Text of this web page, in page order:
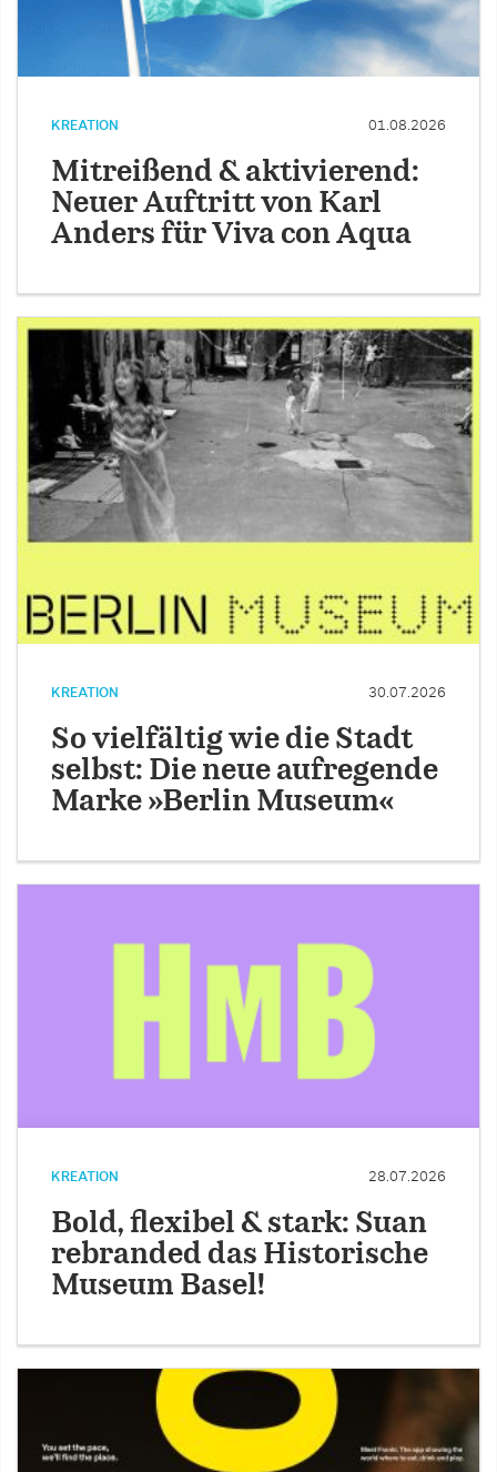
KREATION 01.08.2026
Mitreißend & aktivierend:
Neuer Auftritt von Karl
Anders für Viva con Aqua
KREATION 30.07.2026
So vielfältig wie die Stadt
selbst: Die neue aufregende
Marke »Berlin Museum«
KREATION 28.07.2026
Bold, flexibel & stark: Suan
rebranded das Historische
Museum Basel!